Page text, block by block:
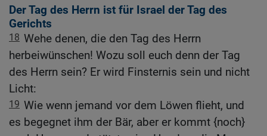
Der Tag des Herrn ist für Israel der Tag des
Gerichts
18 Wehe denen, die den Tag des Herrn
herbeiwünschen! Wozu soll euch denn der Tag
des Herrn sein? Er wird Finsternis sein und nicht
Licht:
19 Wie wenn jemand vor dem Löwen flieht, und
es begegnet ihm der Bär, aber er kommt {noch}